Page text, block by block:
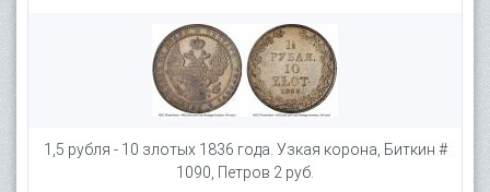
1,5 рубля - 10 злотых 1836 года. Узкая корона, Биткин #
1090, Петров 2 руб.